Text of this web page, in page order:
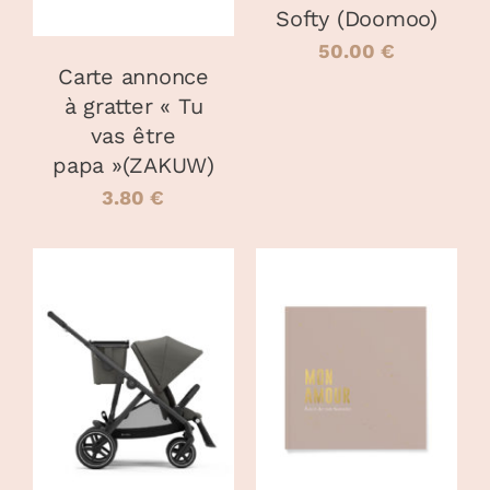
Carte annonce
à gratter « Tu
vas être
papa »(ZAKUW)
3.80€
OPTIONS
PEUVENT
ÊTRE
Softy (Doomoo)
50.00 €
CHOIX DES
OPTIONS CE
PRODUIT
A
PLUSIEURS
VARIATIONS.
/
DÉTAILS
OPTIONS
PLUSIEURS
DÉTAILS